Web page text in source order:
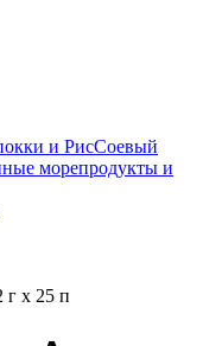
и РисСоевый
морепродукты и
г х 25 п